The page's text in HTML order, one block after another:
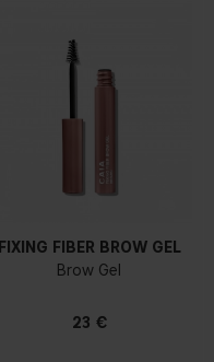
FIXING FIBER BROW GEL
Brow Gel
23 €